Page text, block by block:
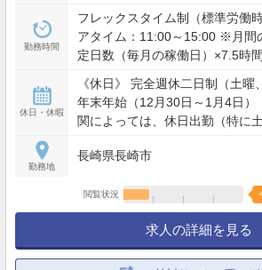
勤務時間
フレックスタイム制（標準労働
アタイム：11:00～15:00 ※月間
定日数（毎月の稼働日）×7.5時
支給。 ただし、別途支給される
となる時間（30時間）を超えた
休日・休暇
《休日》 完全週休二日制（土曜
年末年始（12月30日～1月4日
関によっては、休日出勤（特に
休日を取得して頂きます。 《休
は1年毎に法定に基づき付与（リ
した有給休暇 別途5日付与） ・
・その他（子の看護休暇、介護
勤務地
長崎県長崎市
閲覧状況
求人の詳細を見る